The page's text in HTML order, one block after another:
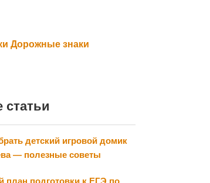
Дорожные знаки
детский игровой домик
— полезные советы
план подготовки к ЕГЭ по